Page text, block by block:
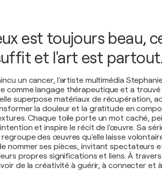
est toujours beau,
et l'art est
un cancer, l'artiste multimédia
comme langage thérapeutique et a
superpose matériaux de récupération,
la douleur et la gratitude en
Chaque toile porte un mot caché,
et inspire le récit de l'œuvre. Sa
des œuvres qu'elle laisse
nommer ses pièces, invitant spectateurs
propres significations et liens. À
de la créativité à guérir, à connecter et